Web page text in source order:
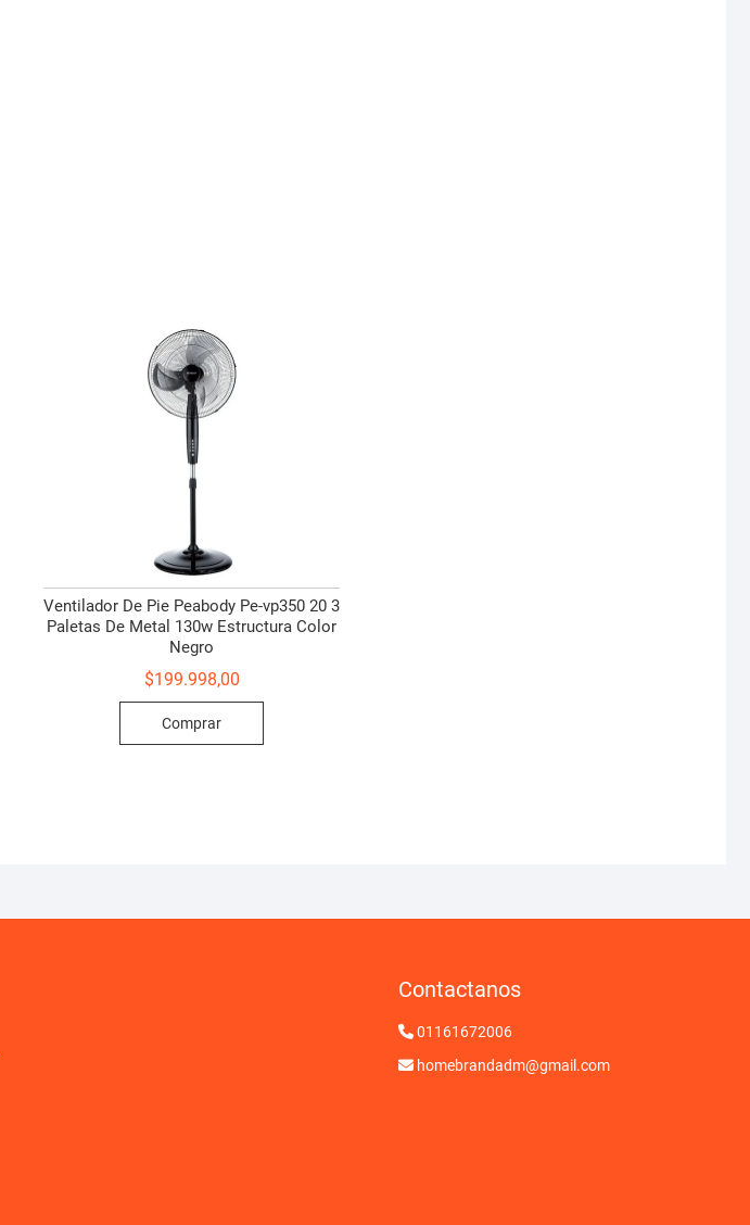
Ventilador De Pie Peabody Pe-vp350 20 3
Paletas De Metal 130w Estructura Color
Negro
$199.998,00
Comprar
Contactanos
01161672006
homebrandadm@gmail.com